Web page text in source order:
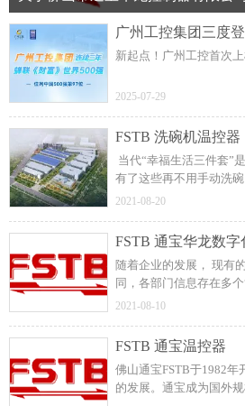
广州工控集团三度
新起点！广州工控首次
2025-07-29
FSTB 洗碗机温控器
当代“幸福生活三件套”
有了这些再不用手动洗
产品的出现，很多程度
2021-08-20
FSTB 通宝华龙数字
随着企业的发展， 现有
同，各部门信息存在多
快速发展。经过多方面
2021-08-10
FSTB 通宝温控器
佛山通宝FSTB于1982
的发展。通宝成为国外